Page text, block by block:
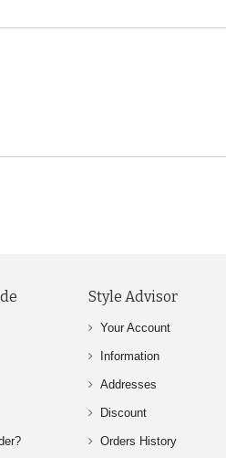
Style Advisor
Your Account
Information
Addresses
Discount
Orders History